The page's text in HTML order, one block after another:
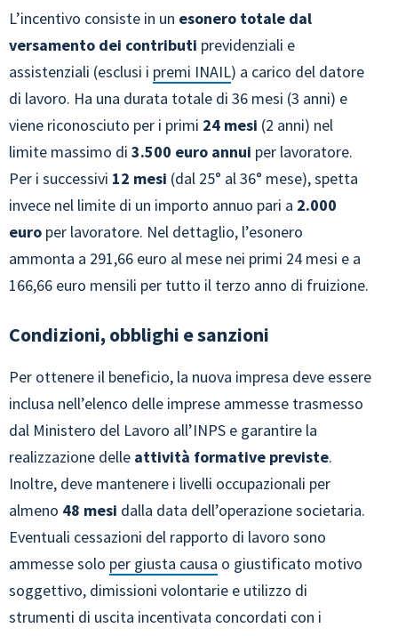
L’incentivo consiste in un esonero totale dal
versamento dei contributi previdenziali e
assistenziali (esclusi i premi INAIL) a carico del datore
di lavoro. Ha una durata totale di 36 mesi (3 anni) e
viene riconosciuto per i primi 24 mesi (2 anni) nel
limite massimo di 3.500 euro annui per lavoratore.
Per i successivi 12 mesi (dal 25° al 36° mese), spetta
invece nel limite di un importo annuo pari a 2.000
euro per lavoratore. Nel dettaglio, l’esonero
ammonta a 291,66 euro al mese nei primi 24 mesi e a
166,66 euro mensili per tutto il terzo anno di fruizione.
Condizioni, obblighi e sanzioni
Per ottenere il beneficio, la nuova impresa deve essere
inclusa nell’elenco delle imprese ammesse trasmesso
dal Ministero del Lavoro all’INPS e garantire la
realizzazione delle attività formative previste.
Inoltre, deve mantenere i livelli occupazionali per
almeno 48 mesi dalla data dell’operazione societaria.
Eventuali cessazioni del rapporto di lavoro sono
ammesse solo per giusta causa o giustificato motivo
soggettivo, dimissioni volontarie e utilizzo di
strumenti di uscita incentivata concordati con i